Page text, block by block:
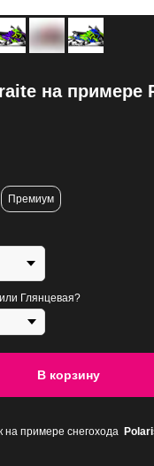
на примере
Премиум
Глянцевая?
В корзину
на примере снегохода